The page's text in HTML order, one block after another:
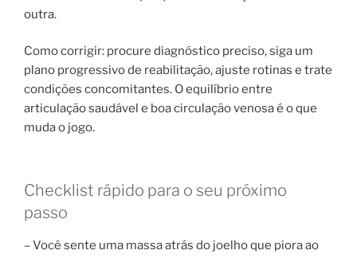
outra.
Como corrigir: procure diagnóstico preciso, siga um
plano progressivo de reabilitação, ajuste rotinas e trate
condições concomitantes. O equilíbrio entre
articulação saudável e boa circulação venosa é o que
muda o jogo.
Checklist rápido para o seu próximo
passo
– Você sente uma massa atrás do joelho que piora ao